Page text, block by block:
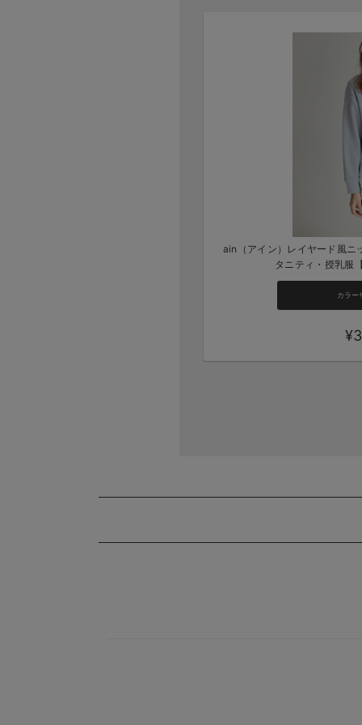
ain（アイン）レイヤード風
タニティ・授乳服
カラー